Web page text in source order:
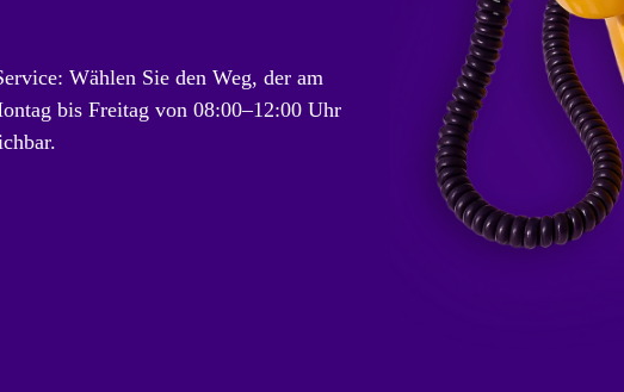
Wählen Sie den Weg, der am
bis Freitag von 08:00–12:00 Uhr